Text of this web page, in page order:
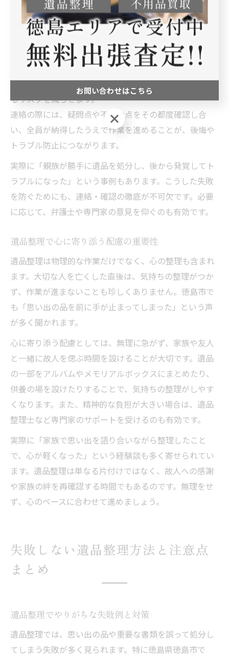
ュール、役割分担を全員で共有し、LINEやメールなど記
録に残る方法で連絡を取りましょう。
また、整理前には必ず「残すもの・捨てるもの」のリス
トを作成し、共有することが大切です。大切な遺品を誤
って処分したり、相続に関わる重要品を見落としたりす
るリスクを減らせます。
連絡の際には、疑問点や不安な点をその都度確認し合
い、全員が納得したうえで作業を進めることが、後悔や
トラブル防止につながります。
実際に「親族が勝手に遺品を処分し、後から発覚してト
ラブルになった」という事例もあります。こうした失敗
を防ぐためにも、連絡・確認の徹底が不可欠です。必要
に応じて、弁護士や専門家の意見を仰ぐのも有効です。
遺品整理で心に寄り添う配慮の重要性
遺品整理は物理的な作業だけでなく、心の整理も含まれ
ます。大切な人を亡くした直後は、気持ちの整理がつか
ず、作業が進まないことも珍しくありません。徳島市で
も「思い出の品を前に手が止まってしまった」という声
が多く聞かれます。
心に寄り添う配慮としては、無理に急がず、家族や友人
と一緒に故人を偲ぶ時間を設けることが大切です。遺品
の一部をアルバムやメモリアルボックスにまとめたり、
供養の場を設けたりすることで、気持ちの整理がしやす
くなります。また、精神的な負担が大きい場合は、遺品
整理士など専門家のサポートを受けるのも有効です。
実際に「家族で思い出を語り合いながら整理したこと
で、心が軽くなった」という経験談も多く寄せられてい
ます。遺品整理は単なる片付けではなく、故人への感謝
や家族の絆を再確認する時間でもあるのです。無理をせ
ず、心のペースに合わせて進めましょう。
失敗しない遺品整理方法と注意点
まとめ
遺品整理でやりがちな失敗例と対策
遺品整理では、思い出の品や重要な書類を誤って処分し
てしまう失敗が多く見られます。特に徳島県徳島市で
お問い合わせはこちら
お問い合わせはこちら